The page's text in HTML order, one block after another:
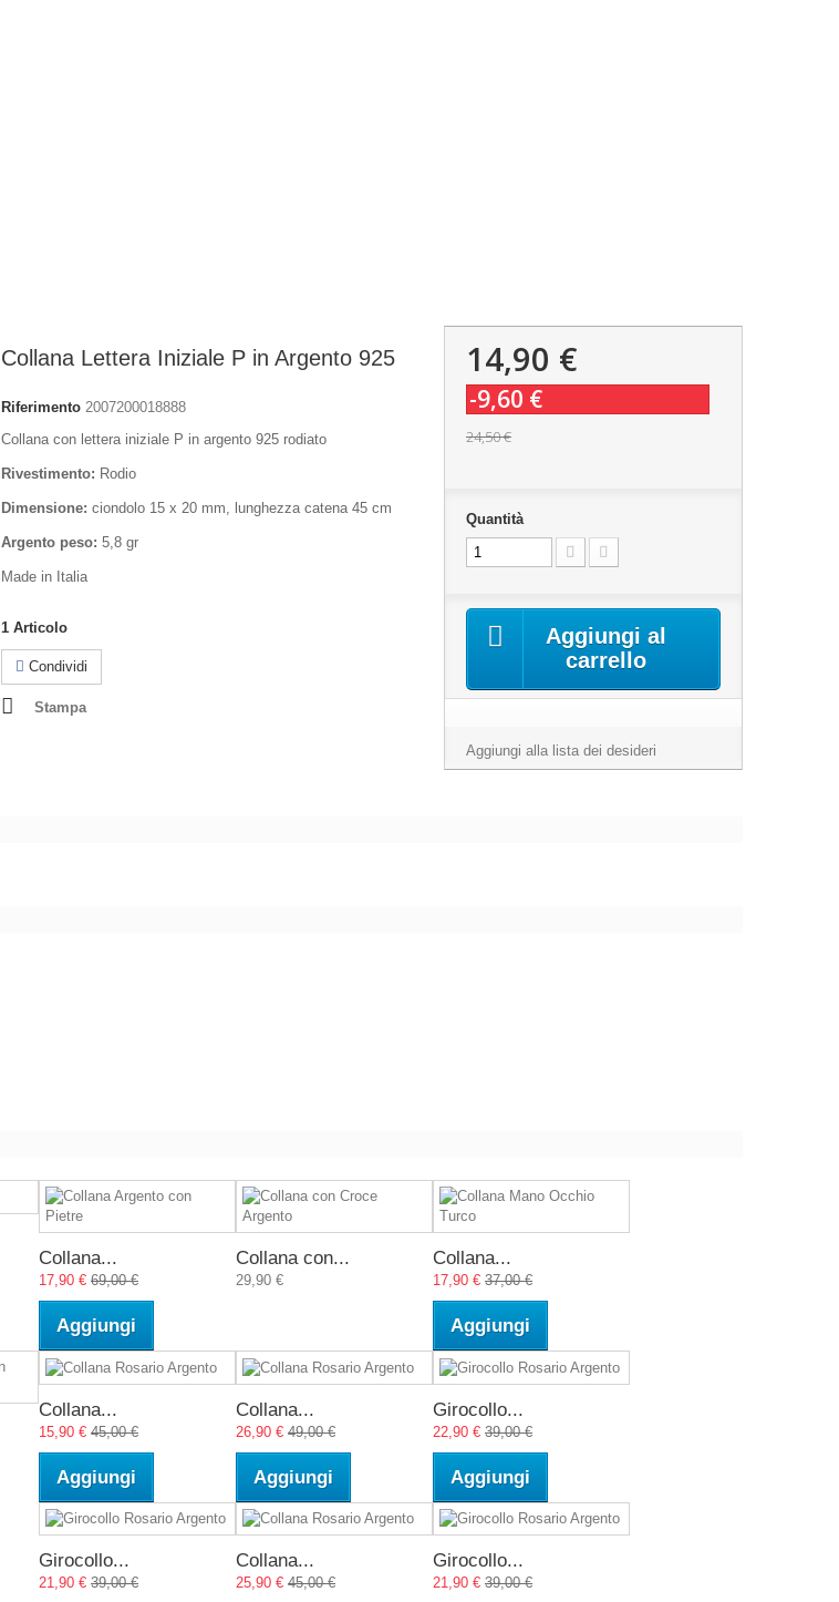
Collana Lettera Iniziale P in Argento 925
Riferimento 2007200018888
Collana con lettera iniziale P in argento 925 rodiato
Rivestimento: Rodio
Dimensione: ciondolo 15 x 20 mm, lunghezza catena 45 cm
Argento peso: 5,8 gr
Made in Italia
1 Articolo
Condividi
Stampa
14,90 €
-9,60 €
24,50 €
Quantità
Aggiungi al
carrello
Aggiungi alla lista dei desideri
Collana...
17,90 € 69,00 €
Aggiungi
Collana con...
29,90 €
Collana...
17,90 € 37,00 €
Aggiungi
Collana...
15,90 € 45,00 €
Aggiungi
Collana...
26,90 € 49,00 €
Aggiungi
Girocollo...
22,90 € 39,00 €
Aggiungi
Girocollo...
21,90 € 39,00 €
Collana...
25,90 € 45,00 €
Girocollo...
21,90 € 39,00 €